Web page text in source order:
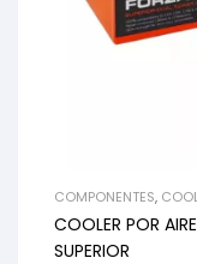
COMPONENTES,
COOLER POR
SUPERIOR